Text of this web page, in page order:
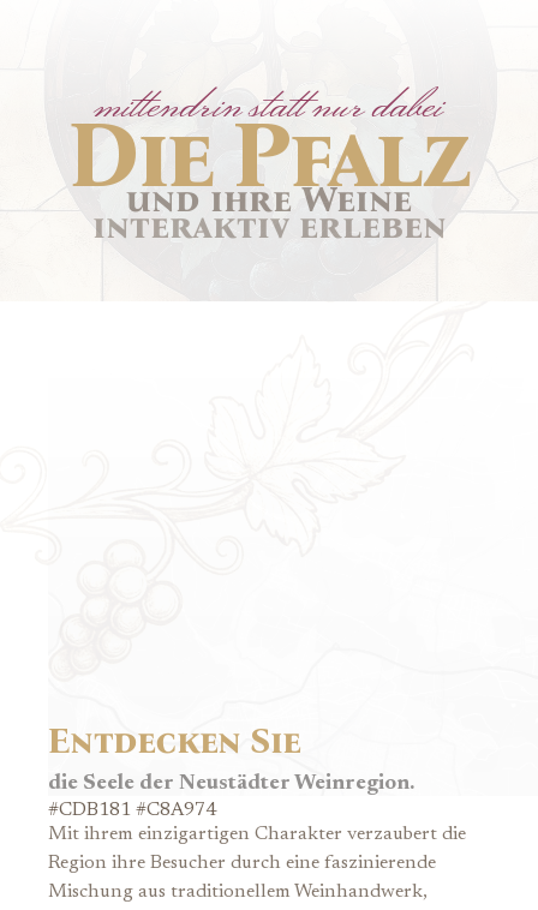
mittendrin statt nur dabei
Die Pfalz
und ihre Weine
interaktiv erleben
#CDB181 #C8A974
Entdecken Sie
die Seele der Neustädter Weinregion.
Mit ihrem einzigartigen Charakter verzaubert die
Region ihre Besucher durch eine faszinierende
Mischung aus traditionellem Weinhandwerk,